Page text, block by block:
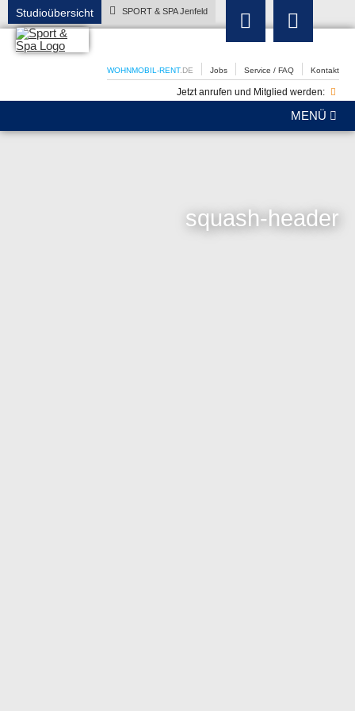
Studioübersicht SPORT & SPA Jenfeld
WOHNMOBIL-RENT.DE Jobs Service / FAQ Kontakt
Jetzt anrufen und Mitglied werden:
MENÜ
squash-header